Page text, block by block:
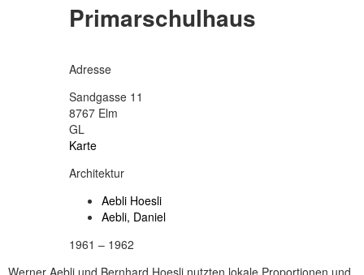
Primarschulhaus
Adresse
Sandgasse 11
8767 Elm
GL
Karte
Architektur
Aebli Hoesli
Aebli, Daniel
1961 – 1962
Werner Aebli und Bernhard Hoesli nutzten lokale Proportionen und